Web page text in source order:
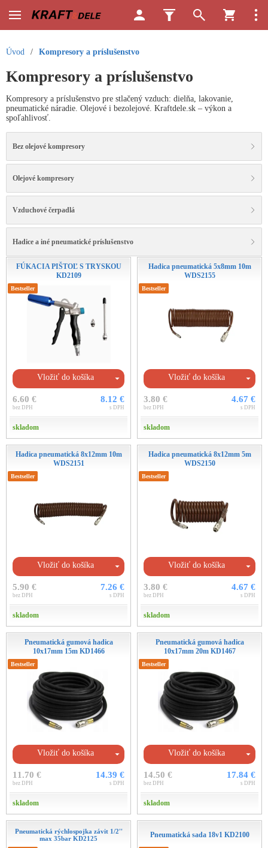
Úvod / Kompresory a príslušenstvo
Kompresory a príslušenstvo
Kompresory a príslušenstvo pre stlačený vzduch: dielňa, lakovanie,
pneumatické náradie. Olejové i bezolejové. Kraftdele.sk – výkon a
spoľahlivosť.
Bez olejové kompresory
Olejové kompresory
Vzduchové čerpadlá
Hadice a iné pneumatické príslušenstvo
FÚKACIA PIŠTOĽ S TRYSKOU
KD2109
Bestseller
Vložiť do košíka
6.60 €
bez DPH
8.12 €
s DPH
skladom
Hadica pneumatická 5x8mm 10m
WDS2155
Bestseller
Vložiť do košíka
3.80 €
bez DPH
4.67 €
s DPH
skladom
Hadica pneumatická 8x12mm 10m
WDS2151
Bestseller
Vložiť do košíka
5.90 €
bez DPH
7.26 €
s DPH
skladom
Hadica pneumatická 8x12mm 5m
WDS2150
Bestseller
Vložiť do košíka
3.80 €
bez DPH
4.67 €
s DPH
skladom
Pneumatická gumová hadica
10x17mm 15m KD1466
Bestseller
Vložiť do košíka
11.70 €
bez DPH
14.39 €
s DPH
skladom
Pneumatická gumová hadica
10x17mm 20m KD1467
Bestseller
Vložiť do košíka
14.50 €
bez DPH
17.84 €
s DPH
skladom
Pneumatická rýchlospojka závit 1/2''
max 35bar KD2125
Pneumatická sada 18v1 KD2100